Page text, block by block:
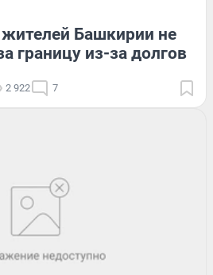
Башкирии не
границу из-за долгов
2 922 7